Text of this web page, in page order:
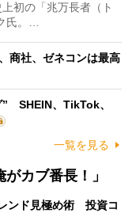
初の「兆万長者（ト
氏。…
商社、ゼネコンは最高
” SHEIN、TikTok、
一覧を見る
カブ番長！」
ンド見極め術 投資コ